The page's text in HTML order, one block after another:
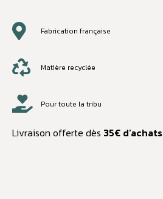
Fabrication française
Matière recyclée
Pour toute la tribu
Livraison offerte dès 35€ d’achats